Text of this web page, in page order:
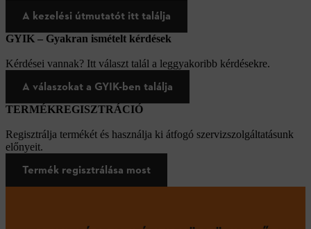
A kezelési útmutatót itt találja
GYIK – Gyakran ismételt kérdések
Kérdései vannak? Itt választ talál a leggyakoribb kérdésekre.
A válaszokat a GYIK-ben találja
TERMÉKREGISZTRÁCIÓ
Regisztrálja termékét és használja ki átfogó szervizszolgáltatásunk
előnyeit.
Termék regisztrálása most